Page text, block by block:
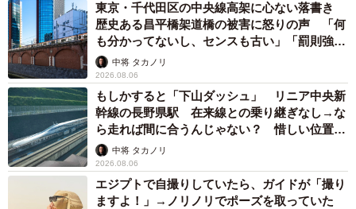
東京・千代田区の中央線高架に心ない落書き
歴史ある昌平橋架道橋の被害に怒りの声 「何
も分かってないし、センスも古い」「罰則強化
して」中将 タカノリ
2026.08.06
もしかすると「下山ダッシュ」 リニア中央新
幹線の長野県駅 在来線との乗り継ぎなし→な
ら走れば間に合うんじゃない？ 惜しい位置関
係が反響
中将 タカノリ
2026.08.06
エジプトで自撮りしていたら、ガイドが「撮り
ますよ！」→ノリノリでポーズを取っていた